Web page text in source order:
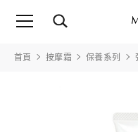
首頁 按摩霜 保養系列